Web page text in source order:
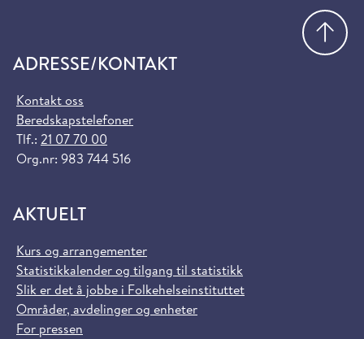
ADRESSE/KONTAKT
Kontakt oss
Beredskapstelefoner
Tlf.: 21 07 70 00
Org.nr: 983 744 516
AKTUELT
Kurs og arrangementer
Statistikkalender og tilgang til statistikk
Slik er det å jobbe i Folkehelseinstituttet
Områder, avdelinger og enheter
For pressen